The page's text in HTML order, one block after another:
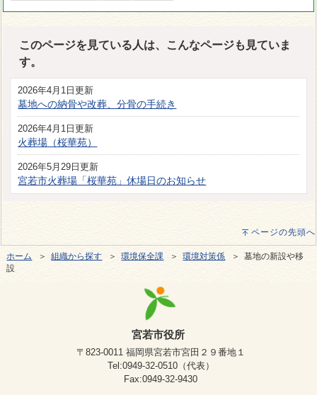
このページを見ている人は、こんなページも見ていま
す。
2026年4月1日更新
墓地への納骨や改葬、分骨の手続き
2026年4月1日更新
火葬場（桜華苑）
2026年5月29日更新
宮若市火葬場「桜華苑」休場日のお知らせ
ページの先頭へ
ホーム ＞組織から探す ＞環境保全課 ＞環境対策係 ＞ 墓地の新設や移
設
宮若市役所
〒823-0011 福岡県宮若市宮田２９番地１
Tel:0949-32-0510（代表）
Fax:0949-32-9430